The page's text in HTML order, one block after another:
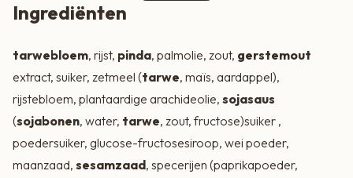
Ingrediënten
tarwebloem, rijst, pinda, palmolie, zout, gerstemout
extract, suiker, zetmeel (tarwe, maïs, aardappel),
rijstebloem, plantaardige arachideolie, sojasaus
(sojabonen, water, tarwe, zout, fructose)suiker ,
poedersuiker, glucose-fructosesiroop, wei poeder,
maanzaad, sesamzaad, specerijen (paprikapoeder,